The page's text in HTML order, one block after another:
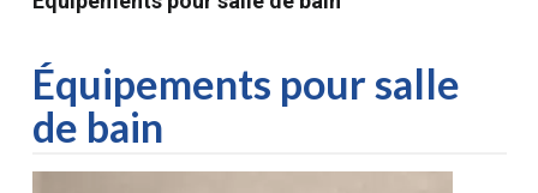
Équipements pour salle
de bain